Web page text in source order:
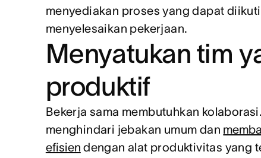
menyediakan proses yang dapat
menyelesaikan pekerjaan.
Menyatukan tim
produktif
Bekerja sama membutuhkan
menghindari jebakan umum dan
efisien dengan alat produktivitas yang